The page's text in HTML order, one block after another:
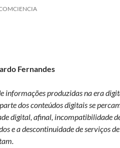
Fernandes
informações produzidas na era
dos conteúdos digitais se
digital, afinal, incompatibilidade
e a descontinuidade de serviços